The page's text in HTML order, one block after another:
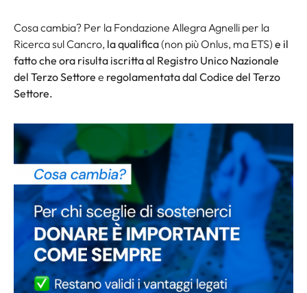
Cosa cambia? Per la Fondazione Allegra Agnelli per la
Ricerca sul Cancro, la qualifica(non più Onlus, ma ETS) e il
fatto che ora risulta iscritta al Registro Unico Nazionale
del Terzo Settore e regolamentata dal Codice del Terzo
Settore.